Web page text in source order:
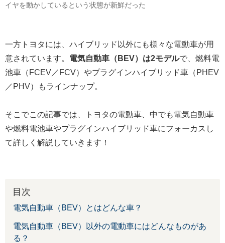
イヤを動かしているという状態が新鮮だった
一方トヨタには、ハイブリッド以外にも様々な電動車が用
意されています。 電気自動車（BEV）は2モデルで、燃料電
池車（FCEV／FCV）やプラグインハイブリッド車（PHEV
／PHV）もラインナップ。
そこでこの記事では、トヨタの電動車、中でも電気自動車
や燃料電池車やプラグインハイブリッド車にフォーカスし
て詳しく解説していきます！
目次
電気自動車（BEV）とはどんな車？
電気自動車（BEV）以外の電動車にはどんなものがあ
る？